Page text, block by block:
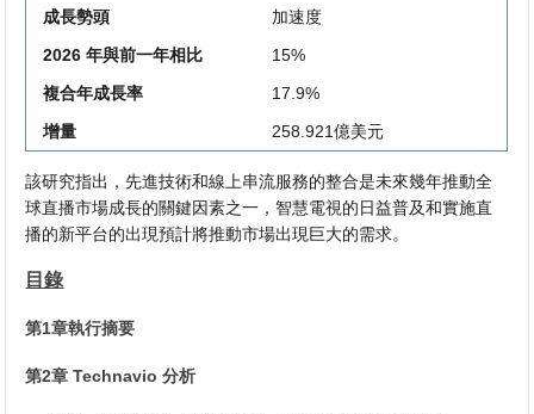
成長勢頭
加速度
2026 年與前一年相比
15%
複合年成長率
17.9%
增量
258.921億美元
該研究指出，先進技術和線上串流服務的整合是未來幾年推動全
球直播市場成長的關鍵因素之一，智慧電視的日益普及和實施直
播的新平台的出現預計將推動市場出現巨大的需求。
目錄
第1章執行摘要
第2章 Technavio 分析